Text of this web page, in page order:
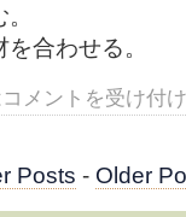
合わせる。
コメントを受け付
Posts - Older